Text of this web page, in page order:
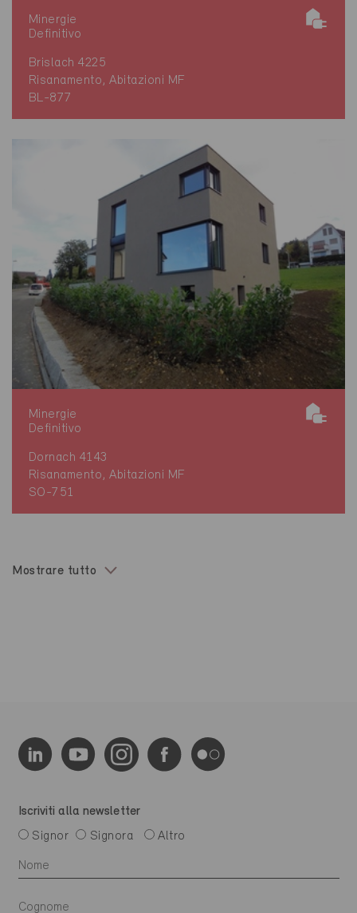
Minergie
Definitivo
Brislach 4225
Risanamento, Abitazioni MF
BL-877
Minergie
Definitivo
Dornach 4143
Risanamento, Abitazioni MF
SO-751
Mostrare tutto
Iscriviti alla newsletter
Signor
Signora Altro